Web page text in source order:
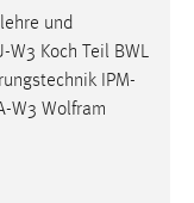
und
W3 Koch Teil BWL
IPM-
W3 Wolfram